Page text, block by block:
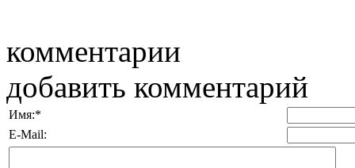
комментарии
добавить комментарий
Имя:*
E-Mail: